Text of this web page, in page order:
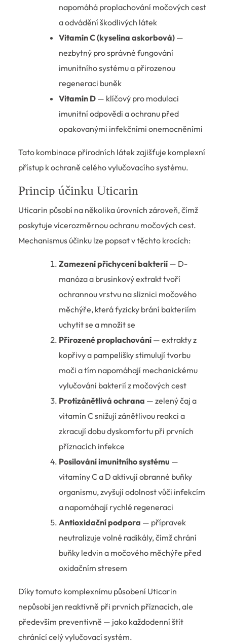
napomáhá proplachování močových cest
a odvádění škodlivých látek
Vitamín C (kyselina askorbová) —
nezbytný pro správné fungování
imunitního systému a přirozenou
regeneraci buněk
Vitamín D — klíčový pro modulaci
imunitní odpovědi a ochranu před
opakovanými infekčními onemocněními
Tato kombinace přírodních látek zajišťuje komplexní
přístup k ochraně celého vylučovacího systému.
Princip účinku Uticarin
Uticarin působí na několika úrovních zároveň, čímž
poskytuje vícerozměrnou ochranu močových cest.
Mechanismus účinku lze popsat v těchto krocích:
Zamezení přichycení bakterií — D-
manóza a brusinkový extrakt tvoří
ochrannou vrstvu na sliznici močového
měchýře, která fyzicky brání bakteriím
uchytit se a množit se
Přirozené proplachování — extrakty z
kopřivy a pampelišky stimulují tvorbu
moči a tím napomáhají mechanickému
vylučování bakterií z močových cest
Protizánětlivá ochrana — zelený čaj a
vitamín C snižují zánětlivou reakci a
zkracují dobu dyskomfortu při prvních
příznacích infekce
Posilování imunitního systému —
vitamíny C a D aktivují obranné buňky
organismu, zvyšují odolnost vůči infekcím
a napomáhají rychlé regeneraci
Antioxidační podpora — přípravek
neutralizuje volné radikály, čímž chrání
buňky ledvin a močového měchýře před
oxidačním stresem
Díky tomuto komplexnímu působení Uticarin
nepůsobí jen reaktivně při prvních příznacích, ale
především preventivně — jako každodenní štít
chránící celý vylučovací systém.